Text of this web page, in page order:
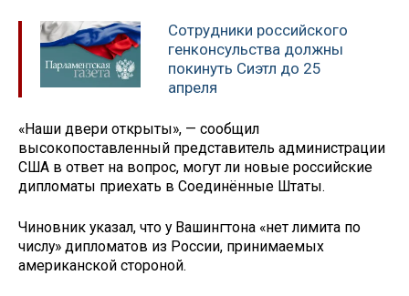
Сотрудники российского
генконсульства должны
покинуть Сиэтл до 25
апреля
«Наши двери открыты», — сообщил
высокопоставленный представитель администрации
США в ответ на вопрос, могут ли новые российские
дипломаты приехать в Соединённые Штаты.
Чиновник указал, что у Вашингтона «нет лимита по
числу» дипломатов из России, принимаемых
американской стороной.